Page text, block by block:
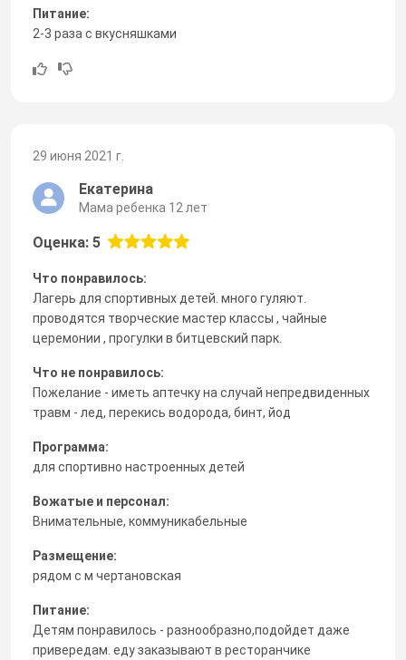
Питание:
2-3 раза с вкусняшками
29 июня 2021 г.
Екатерина
Мама ребенка 12 лет
Оценка: 5
Что понравилось:
Лагерь для спортивных детей. много гуляют.
проводятся творческие мастер классы , чайные
церемонии , прогулки в битцевский парк.
Что не понравилось:
Пожелание - иметь аптечку на случай непредвиденных
травм - лед, перекись водорода, бинт, йод
Программа:
для спортивно настроенных детей
Вожатые и персонал:
Внимательные, коммуникабельные
Размещение:
рядом с м чертановская
Питание:
Детям понравилось - разнообразно,подойдет даже
привередам. еду заказывают в ресторанчике